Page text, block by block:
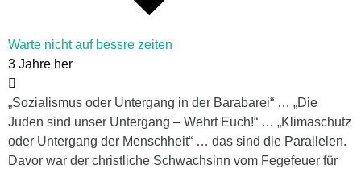
Warte nicht auf bessre zeiten
3 Jahre her
„Sozialismus oder Untergang in der Barabarei“ … „Die
Juden sind unser Untergang – Wehrt Euch!“ … „Klimaschutz
oder Untergang der Menschheit“ … das sind die Parallelen.
Davor war der christliche Schwachsinn vom Fegefeuer für